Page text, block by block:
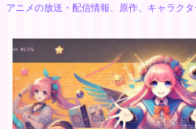
アニメの放送・配信情報、原作、キャラク